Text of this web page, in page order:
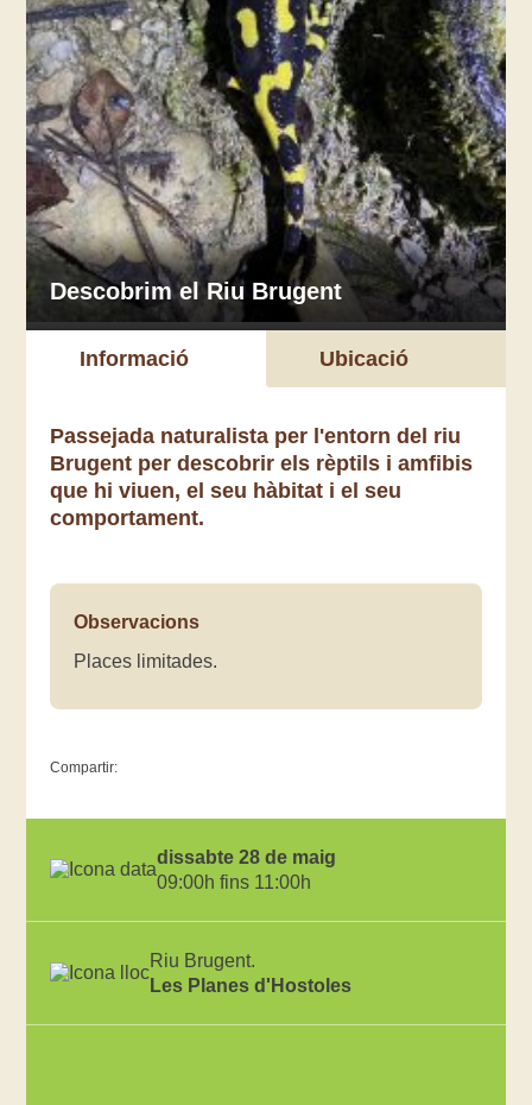
Descobrim el Riu Brugent
Informació Ubicació
Passejada naturalista per l'entorn del riu
Brugent per descobrir els rèptils i amfibis
que hi viuen, el seu hàbitat i el seu
comportament.
Observacions
Places limitades.
Compartir:
dissabte 28 de maig
09:00h fins 11:00h
Riu Brugent.
Les Planes d'Hostoles